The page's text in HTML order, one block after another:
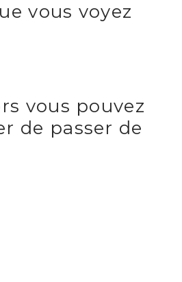
vous voyez
vous pouvez
de passer de